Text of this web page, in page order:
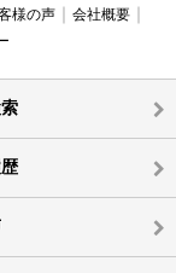
様の声
会社概要